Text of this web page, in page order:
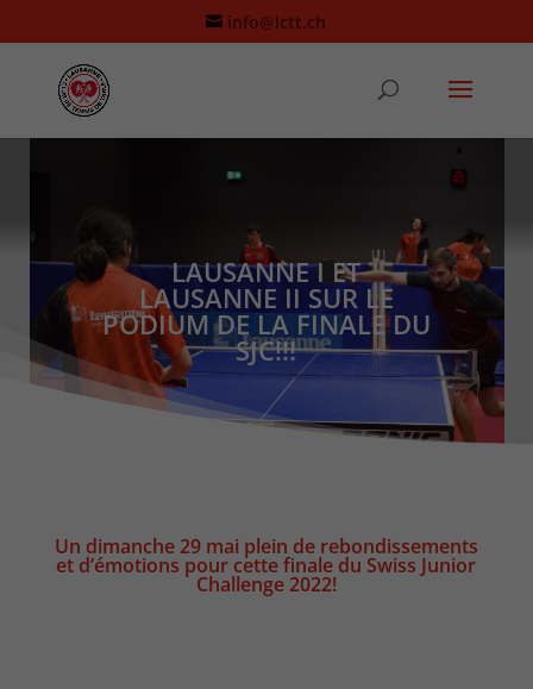
info@lctt.ch
LAUSANNE I ET
LAUSANNE II SUR LE
PODIUM DE LA FINALE DU
SJC!!!
Un dimanche 29 mai plein de rebondissements
et d’émotions pour cette finale du Swiss Junior
Challenge 2022!